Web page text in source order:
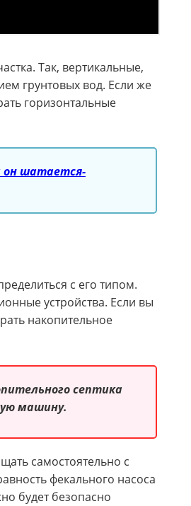
Так, вертикальные,
грунтовых вод. Если же
горизонтальные
он шатается-
с его типом.
устройства. Если вы
накопительное
септика
машину.
самостоятельно с
фекального насоса
будет безопасно